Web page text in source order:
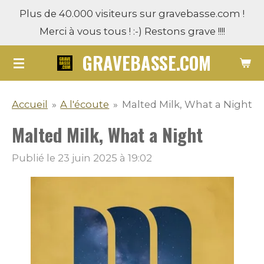
Passer
contenu
principal
GRAVEBASSE.COM
Plus de 40.000 visiteurs sur gravebasse.com !
Merci à vous tous ! :-) Restons grave !!!!
Accueil » A l'écoute » Malted Milk, What a Night
Malted Milk, What a Night
Publié le 23 juin 2025 à 19:02